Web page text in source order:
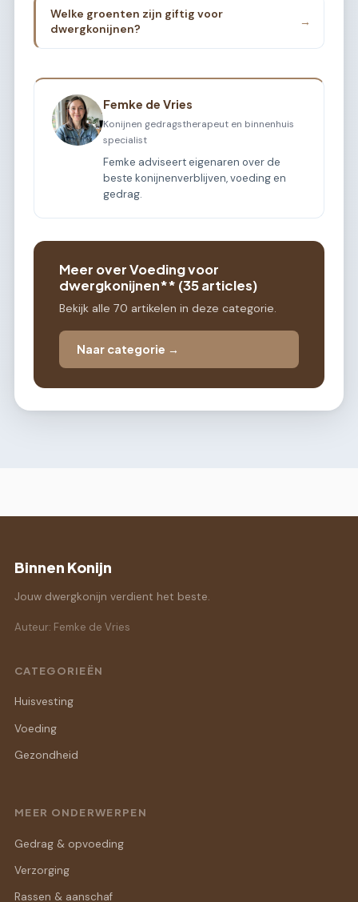
Welke groenten zijn giftig voor
dwergkonijnen?
→
Femke de Vries
Konijnen gedragstherapeut en binnenhuis
specialist
Femke adviseert eigenaren over de
beste konijnenverblijven, voeding en
gedrag.
Meer over Voeding voor
dwergkonijnen** (35 articles)
Bekijk alle 70 artikelen in deze categorie.
Naar categorie →
Binnen Konijn
Jouw dwergkonijn verdient het beste.
Auteur: Femke de Vries
CATEGORIEËN
Huisvesting
Voeding
Gezondheid
MEER ONDERWERPEN
Gedrag & opvoeding
Verzorging
Rassen & aanschaf